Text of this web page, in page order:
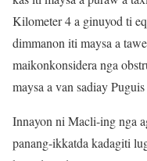
Kilometer 4 a ginuyod ti
dimmanon iti maysa a
maikonkonsidera nga
maysa a van sadiay
Innayon ni Macli-ing nga
panang-ikkatda kadagiti